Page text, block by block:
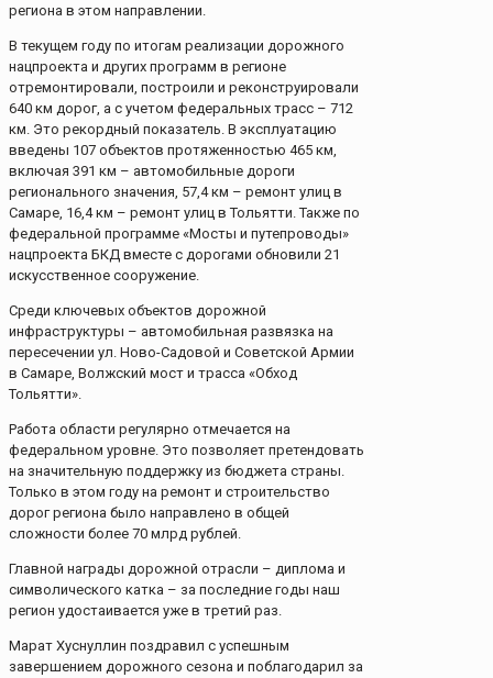
региона в этом направлении.
В текущем году по итогам реализации дорожного
нацпроекта и других программ в регионе
отремонтировали, построили и реконструировали
640 км дорог, а с учетом федеральных трасс – 712
км. Это рекордный показатель. В эксплуатацию
введены 107 объектов протяженностью 465 км,
включая 391 км – автомобильные дороги
регионального значения, 57,4 км – ремонт улиц в
Самаре, 16,4 км – ремонт улиц в Тольятти. Также по
федеральной программе «Мосты и путепроводы»
нацпроекта БКД вместе с дорогами обновили 21
искусственное сооружение.
Среди ключевых объектов дорожной
инфраструктуры – автомобильная развязка на
пересечении ул. Ново-Садовой и Советской Армии
в Самаре, Волжский мост и трасса «Обход
Тольятти».
Работа области регулярно отмечается на
федеральном уровне. Это позволяет претендовать
на значительную поддержку из бюджета страны.
Только в этом году на ремонт и строительство
дорог региона было направлено в общей
сложности более 70 млрд рублей.
Главной награды дорожной отрасли – диплома и
символического катка – за последние годы наш
регион удостаивается уже в третий раз.
Марат Хуснуллин поздравил с успешным
завершением дорожного сезона и поблагодарил за